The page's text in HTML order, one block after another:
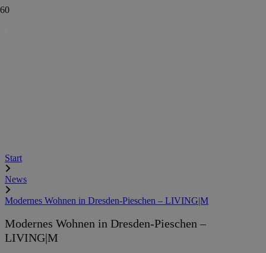
Start
News
Modernes Wohnen in Dresden-Pieschen – LIVING|M
Modernes Wohnen in Dresden-Pieschen –
LIVING|M